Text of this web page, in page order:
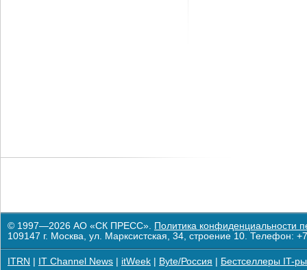
© 1997—2026 АО «СК ПРЕСС». Политика конфиденциальности
109147 г. Москва, ул. Марксистская, 34, строение 10. Телефон:
ITRN IT Channel News itWeek Byte/Россия Бестселлеры IT-